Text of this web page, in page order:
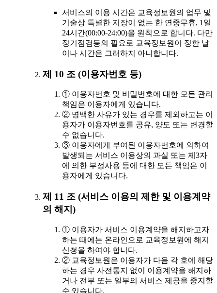
서비스의 이용 시간은 교육정보원의 업무 및
기술상 특별한 지장이 없는 한 연중무휴, 1일
24시간(00:00-24:00)을 원칙으로 합니다. 다만
정기점검등의 필요로 교육정보원이 정한 날
이나 시간은 그러하지 아니합니다.
제 10 조 (이용자번호 등)
① 이용자번호 및 비밀번호에 대한 모든 관리
책임은 이용자에게 있습니다.
② 명백한 사유가 있는 경우를 제외하고는 이
용자가 이용자번호를 공유, 양도 또는 변경할
수 없습니다.
③ 이용자에게 부여된 이용자번호에 의하여
발생되는 서비스 이용상의 과실 또는 제3자
에 의한 부정사용 등에 대한 모든 책임은 이
용자에게 있습니다.
제 11 조 (서비스 이용의 제한 및 이용계약
의 해지)
① 이용자가 서비스 이용계약을 해지하고자
하는 때에는 온라인으로 교육정보원에 해지
신청을 하여야 합니다.
② 교육정보원은 이용자가 다음 각 호에 해당
하는 경우 사전통지 없이 이용계약을 해지하
거나 전부 또는 일부의 서비스 제공을 중지할
수 있습니다.